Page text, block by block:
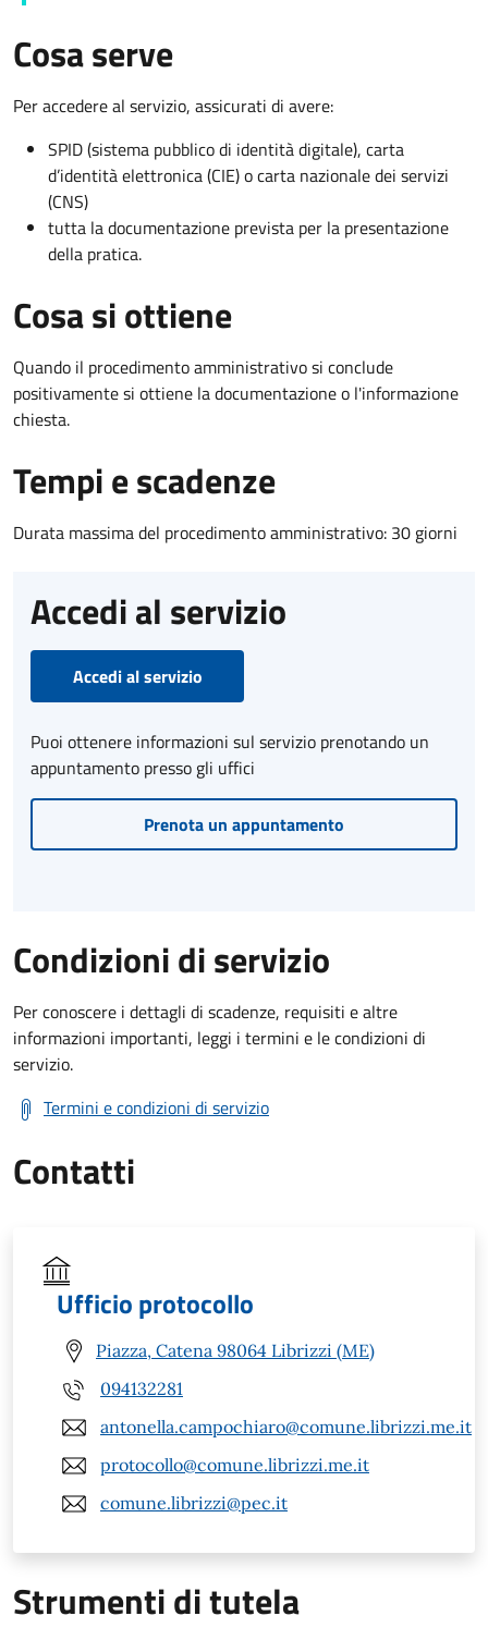
Cosa serve
Per accedere al servizio, assicurati di avere:
SPID (sistema pubblico di identità digitale), carta
d’identità elettronica (CIE) o carta nazionale dei servizi
(CNS)
tutta la documentazione prevista per la presentazione
della pratica.
Cosa si ottiene
Quando il procedimento amministrativo si conclude
positivamente si ottiene la documentazione o l'informazione
chiesta.
Tempi e scadenze
Durata massima del procedimento amministrativo: 30 giorni
Accedi al servizio
Accedi al servizio
Puoi ottenere informazioni sul servizio prenotando un
appuntamento presso gli uffici
Prenota un appuntamento
Condizioni di servizio
Per conoscere i dettagli di scadenze, requisiti e altre
informazioni importanti, leggi i termini e le condizioni di
servizio.
Termini e condizioni di servizio
Contatti
Ufficio protocollo
Piazza, Catena 98064 Librizzi (ME)
094132281
antonella.campochiaro@comune.librizzi.me.it
protocollo@comune.librizzi.me.it
comune.librizzi@pec.it
Strumenti di tutela